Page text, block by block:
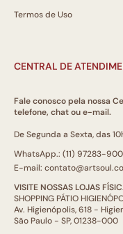
Termos de Uso
CENTRAL DE
Fale conosco pela nossa
telefone, chat ou e-mail.
De Segunda a Sexta, das
WhatsApp.: (11) 97283-
E-mail:
VISITE NOSSAS LOJAS
SHOPPING PÁTIO
Av. Higienópolis, 618 -
São Paulo - SP, 01238-000